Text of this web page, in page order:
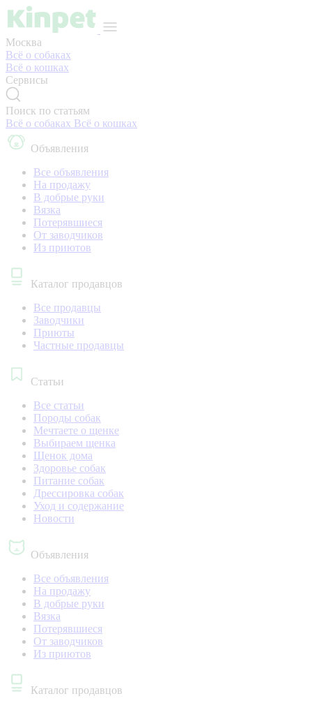
Москва
Всё о собаках
Всё о кошках
Сервисы
Поиск по статьям
Всё о собаках Всё о кошках
Объявления
Все объявления
На продажу
В добрые руки
Вязка
Потерявшиеся
От заводчиков
Из приютов
Каталог продавцов
Все продавцы
Заводчики
Приюты
Частные продавцы
Статьи
Все статьи
Породы собак
Мечтаете о щенке
Выбираем щенка
Щенок дома
Здоровье собак
Питание собак
Дрессировка собак
Уход и содержание
Новости
Объявления
Все объявления
На продажу
В добрые руки
Вязка
Потерявшиеся
От заводчиков
Из приютов
Каталог продавцов